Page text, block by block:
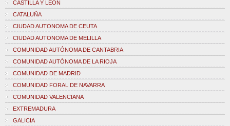
CASTILLA Y LEÓN
CATALUÑA
CIUDAD AUTONOMA DE CEUTA
CIUDAD AUTONOMA DE MELILLA
COMUNIDAD AUTÓNOMA DE CANTABRIA
COMUNIDAD AUTÓNOMA DE LA RIOJA
COMUNIDAD DE MADRID
COMUNIDAD FORAL DE NAVARRA
COMUNIDAD VALENCIANA
EXTREMADURA
GALICIA